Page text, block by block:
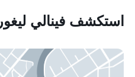
استكشف فينالي ليغور